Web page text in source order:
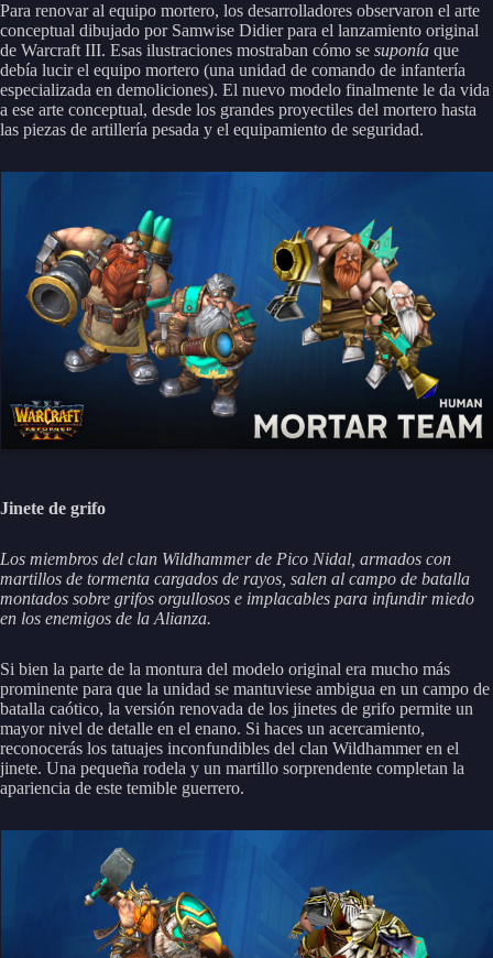
Para renovar al equipo mortero, los desarrolladores observaron el arte
conceptual dibujado por Samwise Didier para el lanzamiento original
de Warcraft III. Esas ilustraciones mostraban cómo se suponía que
debía lucir el equipo mortero (una unidad de comando de infantería
especializada en demoliciones). El nuevo modelo finalmente le da vida
a ese arte conceptual, desde los grandes proyectiles del mortero hasta
las piezas de artillería pesada y el equipamiento de seguridad.
Jinete de grifo
Los miembros del clan Wildhammer de Pico Nidal, armados con
martillos de tormenta cargados de rayos, salen al campo de batalla
montados sobre grifos orgullosos e implacables para infundir miedo
en los enemigos de la Alianza.
Si bien la parte de la montura del modelo original era mucho más
prominente para que la unidad se mantuviese ambigua en un campo de
batalla caótico, la versión renovada de los jinetes de grifo permite un
mayor nivel de detalle en el enano. Si haces un acercamiento,
reconocerás los tatuajes inconfundibles del clan Wildhammer en el
jinete. Una pequeña rodela y un martillo sorprendente completan la
apariencia de este temible guerrero.